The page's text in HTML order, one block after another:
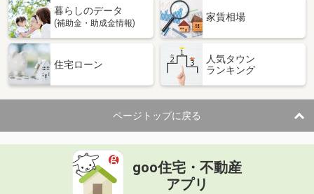
暮らしのデータ
(補助金・助成金情報)
家賃相場
住宅ローン
人気タウン
ランキング
ページトップに戻る
goo住宅・不動産
アプリ